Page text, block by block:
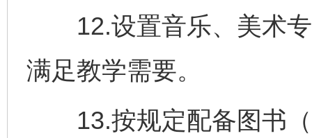
12.设置音乐、美术专
满足教学需要。
13.按规定配备图书（